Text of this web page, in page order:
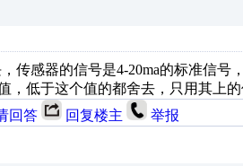
传感器的信号是4-20ma的标准信
，低于这个值的都舍去，只用其上
回答 回复楼主 举报